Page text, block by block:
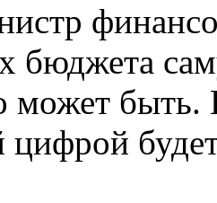
бюджета
может